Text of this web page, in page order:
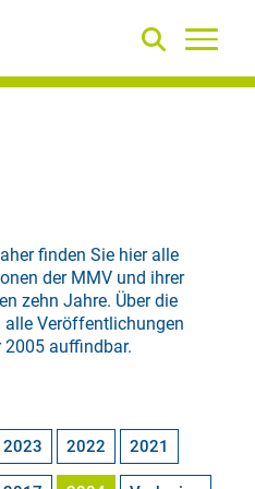
finden Sie hier alle
der MMV und ihrer
zehn Jahre. Über die
Veröffentlichungen
auffindbar.
2023 2022 2021